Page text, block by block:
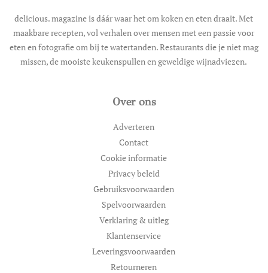
delicious. magazine is dáár waar het om koken en eten draait. Met
maakbare recepten, vol verhalen over mensen met een passie voor
eten en fotografie om bij te watertanden. Restaurants die je niet mag
missen, de mooiste keukenspullen en geweldige wijnadviezen.
Over ons
Adverteren
Contact
Cookie informatie
Privacy beleid
Gebruiksvoorwaarden
Spelvoorwaarden
Verklaring & uitleg
Klantenservice
Leveringsvoorwaarden
Retourneren